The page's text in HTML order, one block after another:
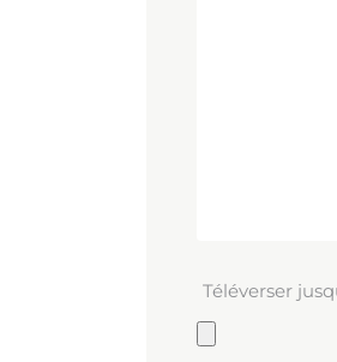
Téléverser